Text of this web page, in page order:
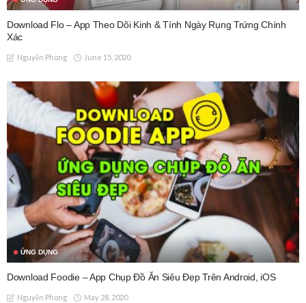
Download Flo – App Theo Dõi Kinh & Tính Ngày Rụng Trứng Chính
Xác
Nguyễn Phong June 15, 2020
ỨNG DỤNG
Download Foodie – App Chụp Đồ Ăn Siêu Đẹp Trên Android, iOS
Nguyễn Phong May 28, 2020